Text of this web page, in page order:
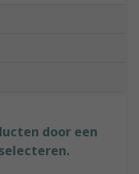
door een